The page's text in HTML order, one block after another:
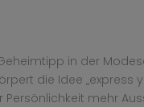
in der
die Idee „express
Persönlichkeit mehr